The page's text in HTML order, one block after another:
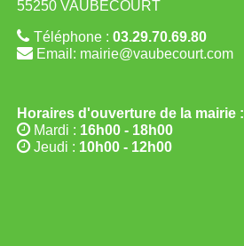
55250 VAUBECOURT
Téléphone : 03.29.70.69.80
Email: mairie@vaubecourt.com
Horaires d'ouverture de la mairie :
Mardi : 16h00 - 18h00
Jeudi : 10h00 - 12h00